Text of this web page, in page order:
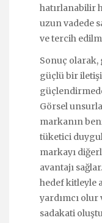
hatırlanabilir
uzun vadede
ve tercih
Sonuç
güçlü bir
Görsel
markanın
tüketici
markayı
avantajı
hedef kitleyle
yardımcı
sadakati